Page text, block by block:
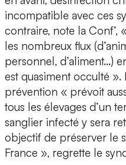
incompatible avec ces
contraire, note la Conf’,
les nombreux flux
personnel, d’aliment…)
est quasiment occulté
prévention « prévoit
tous les élevages d’un
sanglier infecté y sera
objectif de préserver le
France », regrette le